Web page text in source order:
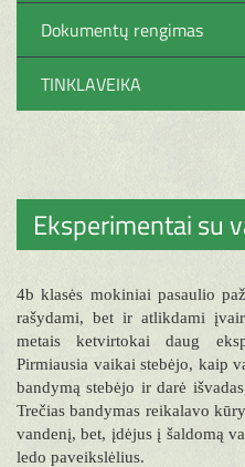
Dokumentų rengimas
TINKLAVEIKA
Eksperimentai su
4b klasės mokiniai pasaulio
rašydami, bet ir atlikdami
metais ketvirtokai daug
Pirmiausia vaikai stebėjo, kaip
bandymą stebėjo ir darė
Trečias bandymas reikalavo
vandenį, bet, įdėjus į šaldomą
ledo paveikslėlius.